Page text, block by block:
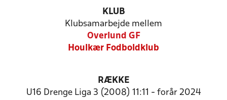
KLUB
Klubsamarbejde mellem
Overlund GF
Houlkær Fodboldklub
RÆKKE
U16 Drenge Liga 3 (2008) 11:11 - forår 2024